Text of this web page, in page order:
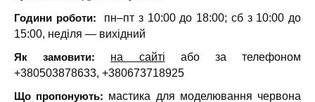
Години роботи:
пн–пт з 10:00 до 18:00; сб з 10:00 до
15:00, неділя — вихідний
Як замовити: на сайті або за телефоном
+380503878633, +380673718925
Що пропонують: мастика для моделювання червона